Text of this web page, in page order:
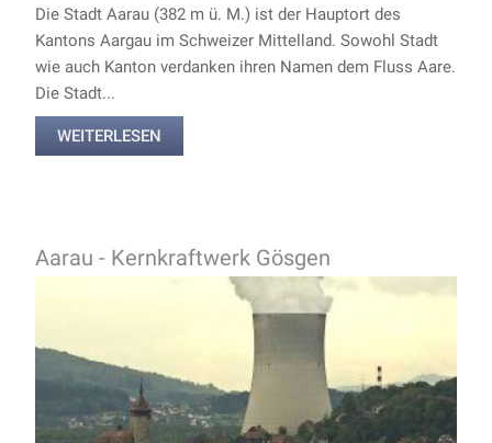
Die Stadt Aarau (382 m ü. M.) ist der Hauptort des
Kantons Aargau im Schweizer Mittelland. Sowohl Stadt
wie auch Kanton verdanken ihren Namen dem Fluss Aare.
Die Stadt...
WEITERLESEN
Aarau - Kernkraftwerk Gösgen